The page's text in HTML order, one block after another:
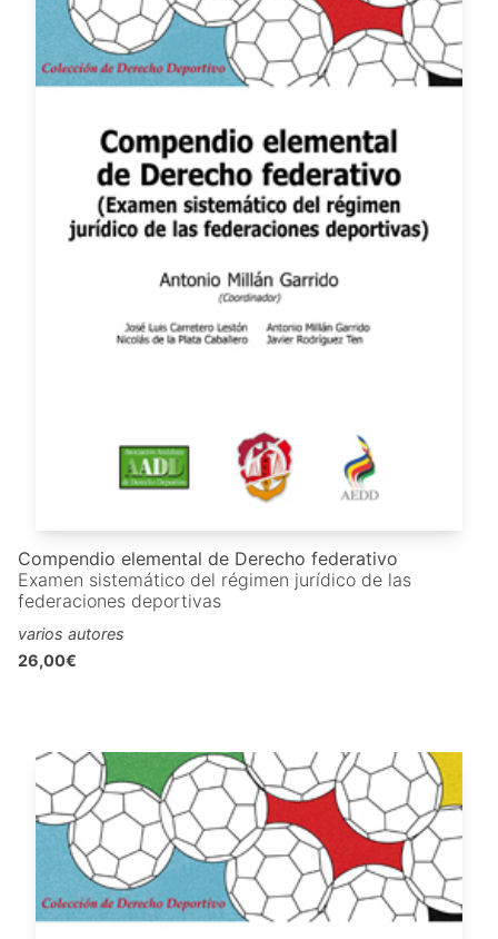
Compendio elemental de Derecho federativo
Examen sistemático del régimen jurídico de las
federaciones deportivas
varios autores
26,00€